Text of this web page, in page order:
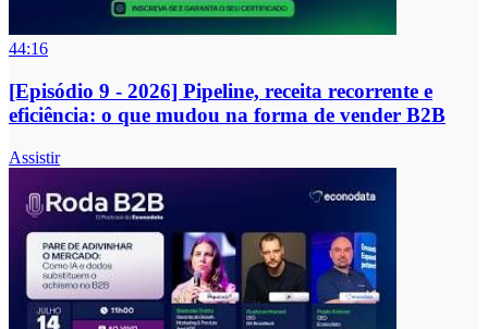
44:16
[Episódio 9 - 2026] Pipeline, receita recorrente e
eficiência: o que mudou na forma de vender B2B
Assistir